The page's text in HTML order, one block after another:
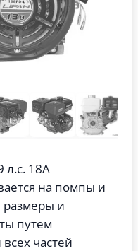
л.с. 18А
на помпы и
размеры и
путем
частей